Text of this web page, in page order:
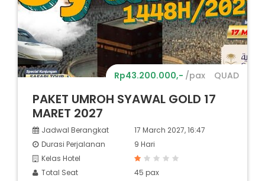
PAKET UMROH SYAWAL GOLD 17
MARET 2027
Rp43.200.000,- /pax QUAD
Jadwal Berangkat
17 March 2027, 16:47
Durasi Perjalanan
9 Hari
Kelas Hotel
Total Seat
45 pax